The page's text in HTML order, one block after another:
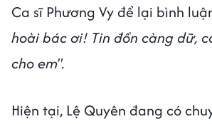
Ca sĩ Phương Vy để lại bình
hoài bác ơi! Tin đồn càng dữ,
cho em".
Hiện tại, Lệ Quyên đang có